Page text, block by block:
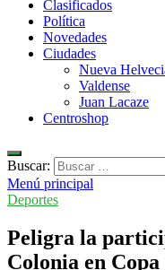
Clasificados
Política
Novedades
Ciudades
Nueva
Valdense
Juan Lacaze
Centroshop
Buscar:
Menú principal
Deportes
Peligra la
Colonia en